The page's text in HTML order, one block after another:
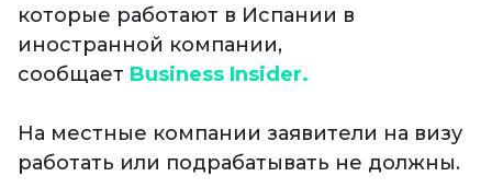
которые работают в Испании в
иностранной компании,
сообщает Business Insider.
На местные компании заявители на визу
работать или подрабатывать не должны.